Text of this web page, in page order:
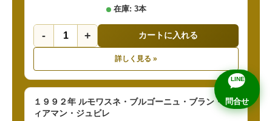
在庫: 3本
- + カートに入れる
詳しく見る »
１９９２年 ルモワスネ・ブルゴーニュ・ブラン・デ
ィアマン・ジュビレ
LINE
問合せ